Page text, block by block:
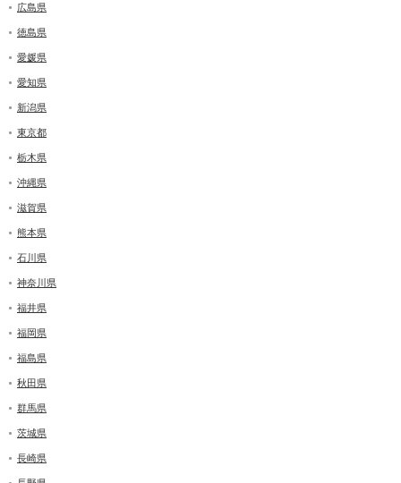
広島県
徳島県
愛媛県
愛知県
新潟県
東京都
栃木県
沖縄県
滋賀県
熊本県
石川県
神奈川県
福井県
福岡県
福島県
秋田県
群馬県
茨城県
長崎県